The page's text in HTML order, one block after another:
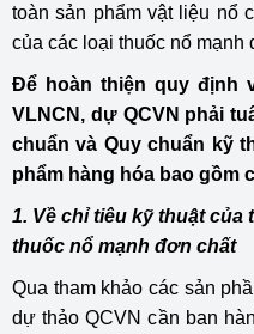
toàn sản phẩm vật liệu nổ
của các loại thuốc nổ mạnh
Để hoàn thiện quy định
VLNCN, dự QCVN phải
chuẩn và Quy chuẩn kỹ
phẩm hàng hóa bao gồm
1. Về chỉ tiêu kỹ thuật
thuốc nổ mạnh đơn chất
Qua tham khảo các sản
dự thảo QCVN cần ban